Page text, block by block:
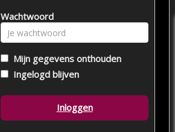
Wachtwoord
Mijn gegevens onthouden
Ingelogd blijven
Inloggen